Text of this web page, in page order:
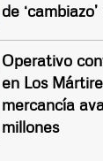
de
Operativo
en Los
mercancía
millones